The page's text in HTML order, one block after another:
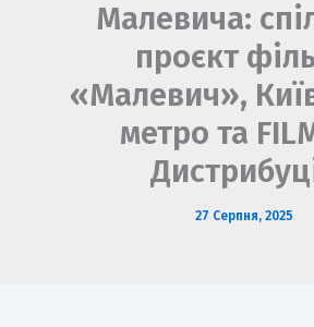
o
k
r
a
Малевича:
проєкт
«Малевич»,
метро та
27 Серпня, 2025